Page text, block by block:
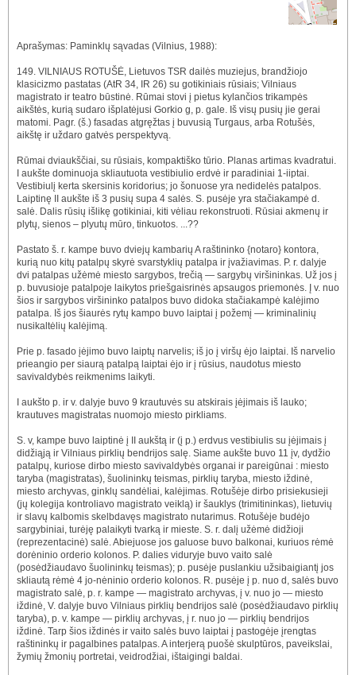
Aprašymas: Paminklų sąvadas (Vilnius, 1988):
149. VILNIAUS ROTUŠĖ, Lietuvos TSR dailės muziejus, brandžiojo
klasicizmo pastatas (AtR 34, IR 26) su gotikiniais rūsiais; Vilniaus
magistrato ir teatro būstinė. Rūmai stovi į pietus kylančios trikampės
aikštės, kurią sudaro išplatėjusi Gorkio g, p. gale. Iš visų pusių jie gerai
matomi. Pagr. (š.) fasadas atgręžtas į buvusią Turgaus, arba Rotušės,
aikštę ir uždaro gatvės perspektyvą.
Rūmai dviaukščiai, su rūsiais, kompaktiško tūrio. Planas artimas kvadratui.
I aukšte dominuoja skliautuota vestibiulio erdvė ir paradiniai 1-iiptai.
Vestibiulį kerta skersinis koridorius; jo šonuose yra nedidelės patalpos.
Laiptinę II aukšte iš 3 pusių supa 4 salės. S. pusėje yra stačiakampė d.
salė. Dalis rūsių išlikę gotikiniai, kiti vėliau rekonstruoti. Rūsiai akmenų ir
plytų, sienos – plyutų mūro, tinkuotos. ...??
Pastato š. r. kampe buvo dviejų kambarių A raštininko {notaro} kontora,
kurią nuo kitų patalpų skyrė svarstyklių patalpa ir įvažiavimas. P. r. dalyje
dvi patalpas užėmė miesto sargybos, trečią — sargybų viršininkas. Už jos į
p. buvusioje patalpoje laikytos priešgaisrinės apsaugos priemonės. Į v. nuo
šios ir sargybos viršininko patalpos buvo didoka stačiakampė kalėjimo
patalpa. Iš jos šiaurės rytų kampo buvo laiptai į požemį — kriminalinių
nusikaltėlių kalėjimą.
Prie p. fasado įėjimo buvo laiptų narvelis; iš jo į viršų ėjo laiptai. Iš narvelio
prieangio per siaurą patalpą laiptai ėjo ir į rūsius, naudotus miesto
savivaldybės reikmenims laikyti.
I aukšto p. ir v. dalyje buvo 9 krautuvės su atskirais įėjimais iš lauko;
krautuves magistratas nuomojo miesto pirkliams.
S. v, kampe buvo laiptinė į II aukštą ir (į p.) erdvus vestibiulis su įėjimais į
didžiąją ir Vilniaus pirklių bendrijos salę. Siame aukšte buvo 11 įv, dydžio
patalpų, kuriose dirbo miesto savivaldybės organai ir pareigūnai : miesto
taryba (magistratas), šuolininkų teismas, pirklių taryba, miesto iždinė,
miesto archyvas, ginklų sandėliai, kalėjimas. Rotušėje dirbo prisiekusieji
(jų kolegija kontroliavo magistrato veiklą) ir šauklys (trimitininkas), lietuvių
ir slavų kalbomis skelbdavęs magistrato nutarimus. Rotušėje budėjo
sargybiniai, turėję palaikyti tvarką ir mieste. S. r. dalį užėmė didžioji
(reprezentacinė) salė. Abiejuose jos galuose buvo balkonai, kuriuos rėmė
dorėninio orderio kolonos. P. dalies viduryje buvo vaito salė
(posėdžiaudavo šuolininkų teismas); p. pusėje puslankiu užsibaigiantį jos
skliautą rėmė 4 jo-nėninio orderio kolonos. R. pusėje į p. nuo d, salės buvo
magistrato salė, p. r. kampe — magistrato archyvas, į v. nuo jo — miesto
iždinė, V. dalyje buvo Vilniaus pirklių bendrijos salė (posėdžiaudavo pirklių
taryba), p. v. kampe — pirklių archyvas, į r. nuo jo — pirklių bendrijos
iždinė. Tarp šios iždinės ir vaito salės buvo laiptai į pastogėje įrengtas
raštininkų ir pagalbines patalpas. A interjerą puošė skulptūros, paveikslai,
žymių žmonių portretai, veidrodžiai, ištaigingi baldai.